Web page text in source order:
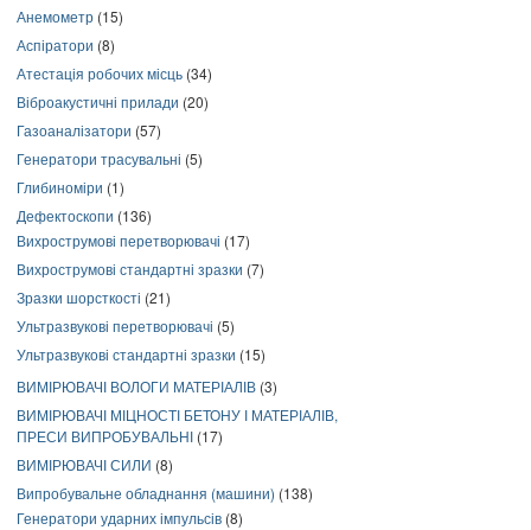
Анемометр (15)
Аспіратори (8)
Атестація робочих місць (34)
Віброакустичні прилади (20)
Газоаналізатори (57)
Генератори трасувальні (5)
Глибиноміри (1)
Дефектоскопи (136)
Вихрострумові перетворювачі (17)
Вихрострумові стандартні зразки (7)
Зразки шорсткості (21)
Ультразвукові перетворювачі (5)
Ультразвукові стандартні зразки (15)
ВИМІРЮВАЧІ ВОЛОГИ МАТЕРІАЛІВ (3)
ВИМІРЮВАЧІ МІЦНОСТІ БЕТОНУ І МАТЕРІАЛІВ,
ПРЕСИ ВИПРОБУВАЛЬНІ (17)
ВИМІРЮВАЧІ СИЛИ (8)
Випробувальне обладнання (машини) (138)
Генератори ударних імпульсів (8)